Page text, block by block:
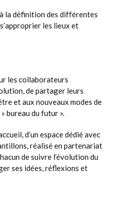
la définition des différentes
les lieux et
les collaborateurs
de partager leurs
et aux nouveaux modes de
bureau du futur ».
d’un espace dédié avec
réalisé en partenariat
de suivre l’évolution du
ses idées, réflexions et